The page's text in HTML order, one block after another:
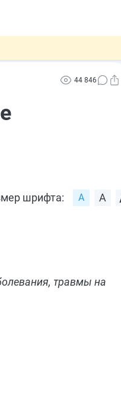
44 846
шрифта:
травмы на